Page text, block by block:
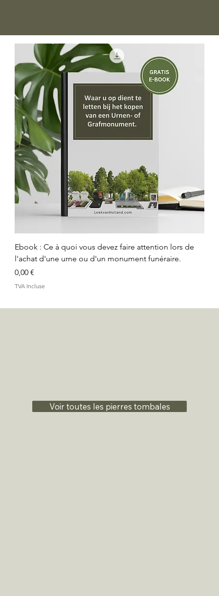
Ebook : Ce à quoi vous devez faire attention lors de
l'achat d'une urne ou d'un monument funéraire.
Prix
0,00 €
TVA Incluse
Voir toutes les pierres tombales